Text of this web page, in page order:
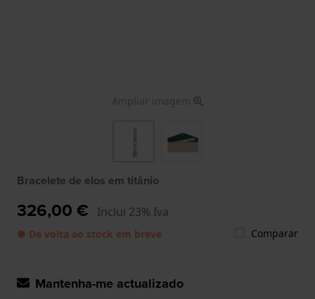
Ampliar imagem
Bracelete de elos em titânio
326,00 € Inclui 23% Iva
● De volta ao stock em breve Comparar
Mantenha-me actualizado